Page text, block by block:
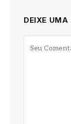
DEIXE UMA